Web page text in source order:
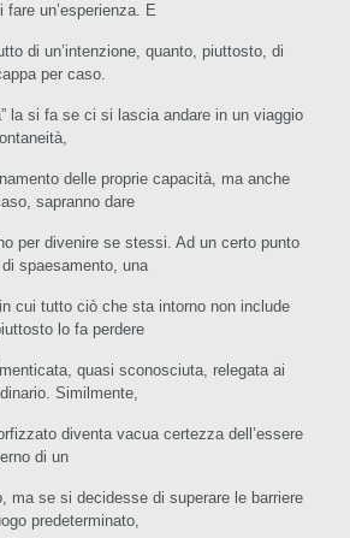
un’esperienza. E
di un’intenzione, quanto, piuttosto, di
per caso.
la si fa se ci si lascia andare in un viaggio
delle proprie capacità, ma anche
sapranno dare
per divenire se stessi. Ad un certo punto
spaesamento, una
cui tutto ciò che sta intorno non include
lo fa perdere
quasi sconosciuta, relegata ai
Similmente,
diventa vacua certezza dell’essere
di un
ma se si decidesse di superare le barriere
predeterminato,